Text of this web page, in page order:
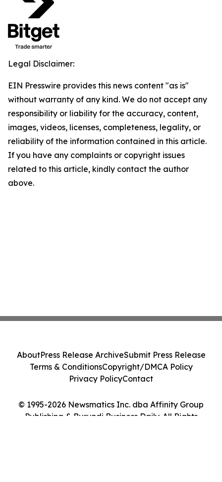
Legal Disclaimer:
EIN Presswire provides this news content "as is"
without warranty of any kind. We do not accept any
responsibility or liability for the accuracy, content,
images, videos, licenses, completeness, legality, or
reliability of the information contained in this article.
If you have any complaints or copyright issues
related to this article, kindly contact the author
above.
© 1995-2026 Newsmatics Inc. dba Affinity Group
Publishing & Burundi Business Daily. All Rights
AboutPress Release ArchiveSubmit Press Release
Terms & ConditionsCopyright/DMCA Policy
Privacy PolicyContact